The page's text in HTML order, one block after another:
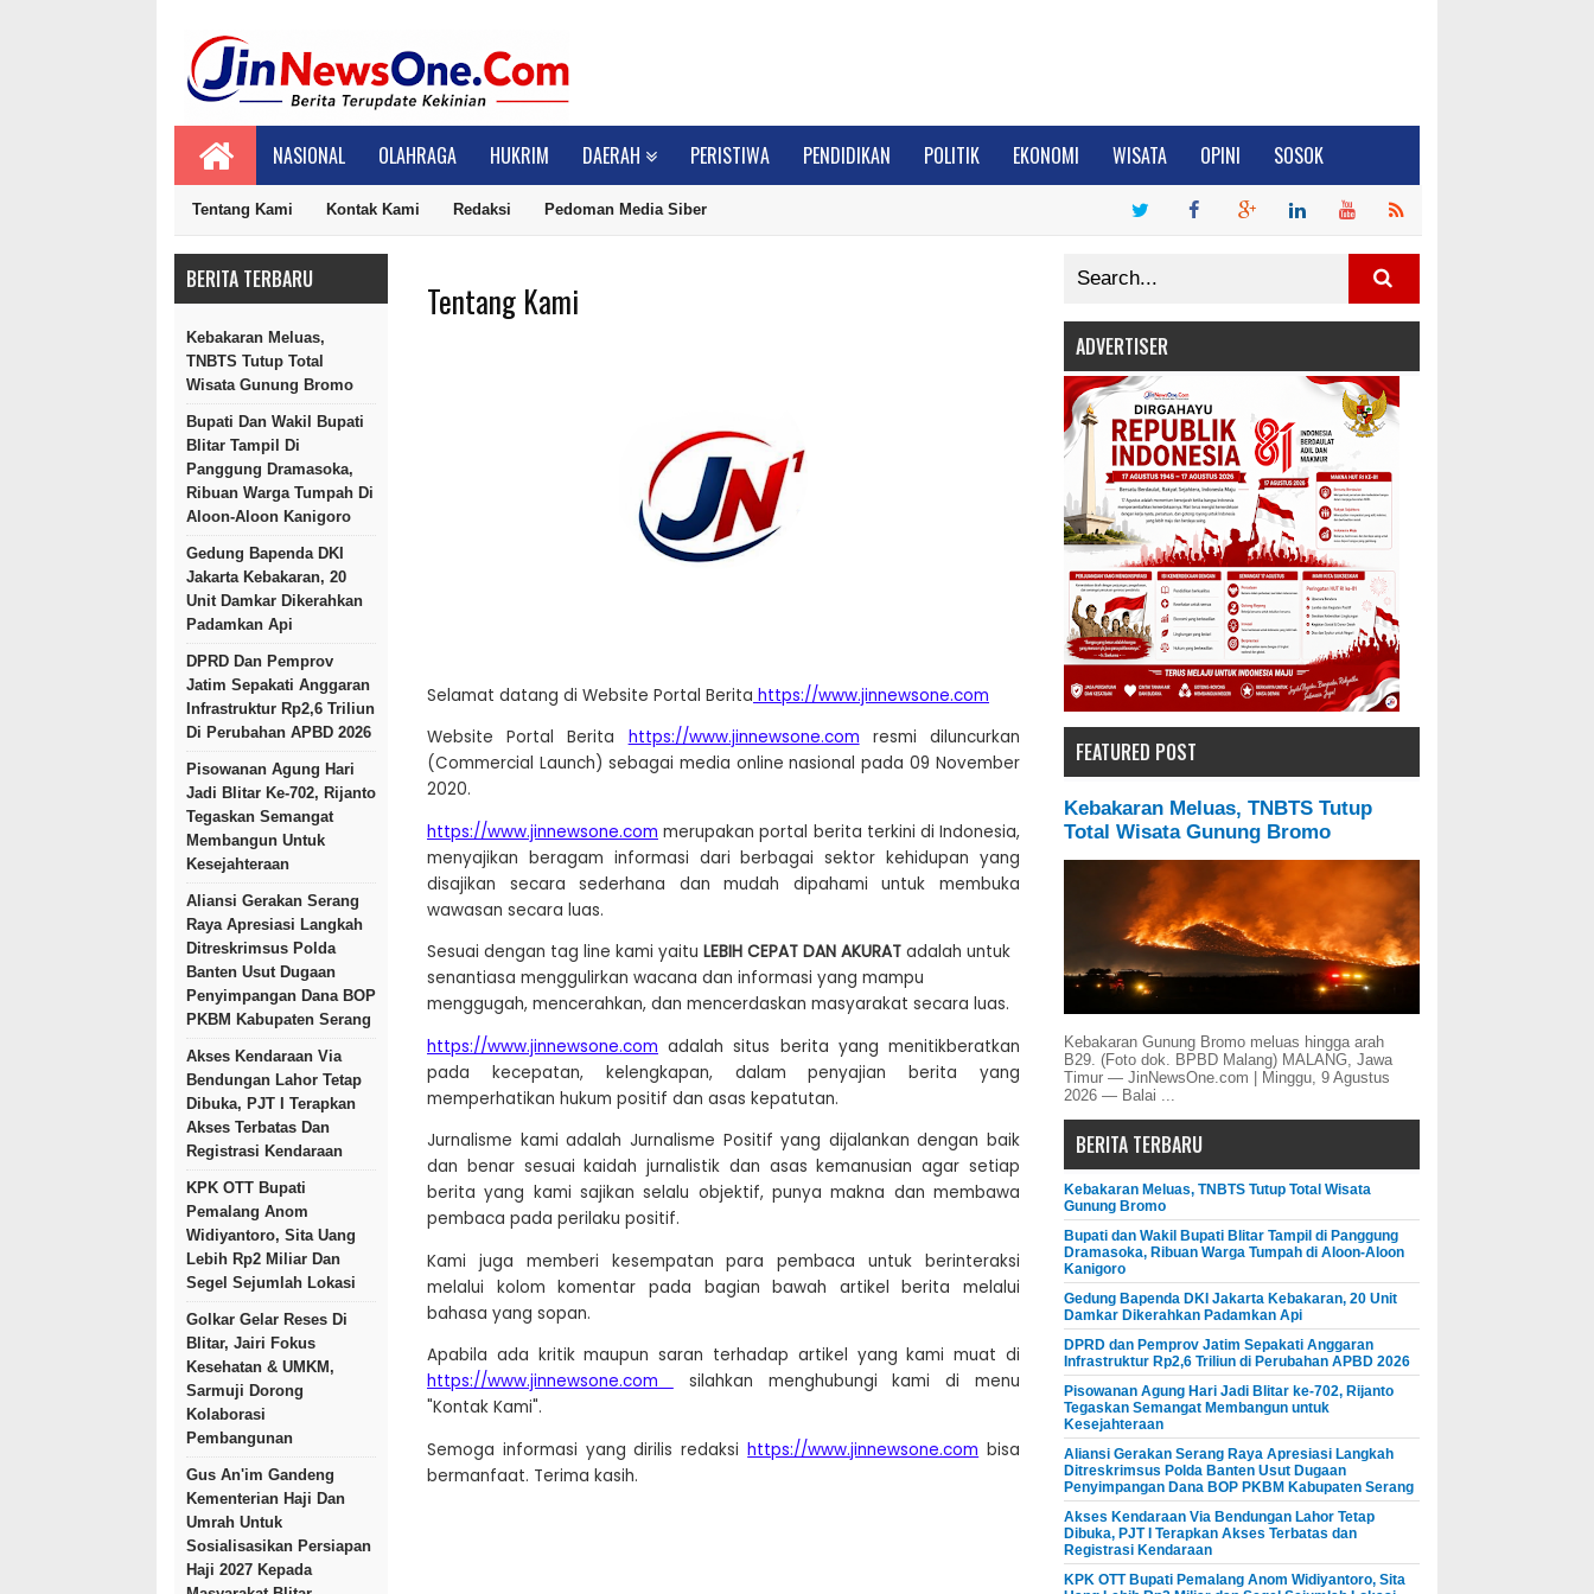
NASIONAL OLAHRAGA HUKRIM DAERAH PERISTIWA PENDIDIKAN POLITIK EKONOMI WISATA OPINI SOSOK
Tentang Kami Kontak Kami Redaksi Pedoman Media Siber
BERITA TERBARU
Kebakaran Meluas,
TNBTS Tutup Total
Wisata Gunung Bromo
Bupati Dan Wakil Bupati
Blitar Tampil Di
Panggung Dramasoka,
Ribuan Warga Tumpah Di
Aloon-Aloon Kanigoro
Gedung Bapenda DKI
Jakarta Kebakaran, 20
Unit Damkar Dikerahkan
Padamkan Api
DPRD Dan Pemprov
Jatim Sepakati Anggaran
Infrastruktur Rp2,6 Triliun
Di Perubahan APBD 2026
Pisowanan Agung Hari
Jadi Blitar Ke-702, Rijanto
Tegaskan Semangat
Membangun Untuk
Kesejahteraan
Aliansi Gerakan Serang
Raya Apresiasi Langkah
Ditreskrimsus Polda
Banten Usut Dugaan
Penyimpangan Dana BOP
PKBM Kabupaten Serang
Akses Kendaraan Via
Bendungan Lahor Tetap
Dibuka, PJT I Terapkan
Akses Terbatas Dan
Registrasi Kendaraan
KPK OTT Bupati
Pemalang Anom
Widiyantoro, Sita Uang
Lebih Rp2 Miliar Dan
Segel Sejumlah Lokasi
Golkar Gelar Reses Di
Blitar, Jairi Fokus
Kesehatan & UMKM,
Sarmuji Dorong
Kolaborasi
Pembangunan
Gus An'im Gandeng
Kementerian Haji Dan
Umrah Untuk
Sosialisasikan Persiapan
Haji 2027 Kepada
Tentang Kami
Selamat datang di Website Portal Berita https://www.jinnewsone.com
Website Portal Berita
https://www.jinnewsone.com resmi diluncurkan
(Commercial Launch) sebagai media online nasional pada 09 November
2020.
https://www.jinnewsone.com merupakan portal berita terkini di Indonesia,
menyajikan beragam informasi dari berbagai sektor kehidupan yang
disajikan secara sederhana dan mudah dipahami untuk membuka
wawasan secara luas.
Sesuai dengan tag line kami yaitu LEBIH CEPAT DAN AKURAT adalah untuk
senantiasa menggulirkan wacana dan informasi yang mampu
menggugah, mencerahkan, dan mencerdaskan masyarakat secara luas.
https://www.jinnewsone.com adalah situs berita yang menitikberatkan
pada kecepatan, kelengkapan, dalam penyajian berita yang
memperhatikan hukum positif dan asas kepatutan.
Jurnalisme kami adalah Jurnalisme Positif yang dijalankan dengan baik
dan benar sesuai kaidah jurnalistik dan asas kemanusian agar setiap
berita yang kami sajikan selalu objektif, punya makna dan membawa
pembaca pada perilaku positif.
Kami juga memberi kesempatan para pembaca untuk berinteraksi
melalui kolom komentar pada bagian bawah artikel berita melalui
bahasa yang sopan.
Apabila ada kritik maupun saran terhadap artikel yang kami muat di
https://www.jinnewsone.com
silahkan menghubungi kami di menu
"Kontak Kami".
Semoga informasi yang dirilis redaksihttps://www.jinnewsone.com bisa
bermanfaat. Terima kasih.
ADVERTISER
FEATURED POST
Kebakaran Meluas, TNBTS Tutup
Total Wisata Gunung Bromo
Kebakaran Gunung Bromo meluas hingga arah
B29. (Foto dok. BPBD Malang) MALANG, Jawa
Timur — JinNewsOne.com | Minggu, 9 Agustus
2026 — Balai ...
BERITA TERBARU
Kebakaran Meluas, TNBTS Tutup Total Wisata
Gunung Bromo
Bupati dan Wakil Bupati Blitar Tampil di Panggung
Dramasoka, Ribuan Warga Tumpah di Aloon-Aloon
Kanigoro
Gedung Bapenda DKI Jakarta Kebakaran, 20 Unit
Damkar Dikerahkan Padamkan Api
DPRD dan Pemprov Jatim Sepakati Anggaran
Infrastruktur Rp2,6 Triliun di Perubahan APBD 2026
Pisowanan Agung Hari Jadi Blitar ke-702, Rijanto
Tegaskan Semangat Membangun untuk
Kesejahteraan
Aliansi Gerakan Serang Raya Apresiasi Langkah
Ditreskrimsus Polda Banten Usut Dugaan
Penyimpangan Dana BOP PKBM Kabupaten Serang
Akses Kendaraan Via Bendungan Lahor Tetap
Dibuka, PJT I Terapkan Akses Terbatas dan
Registrasi Kendaraan
KPK OTT Bupati Pemalang Anom Widiyantoro, Sita